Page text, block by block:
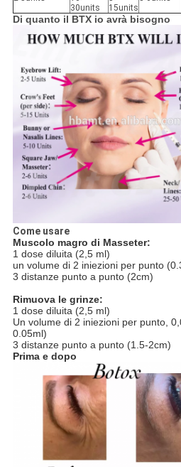
30units
15units
Di quanto il BTX io avrà bisogno
Come usare
Muscolo magro di Masseter:
1 dose diluita (2,5 ml)
un volume di 2 iniezioni per punto
3 distanze punto a punto (2cm)
Rimuova le grinze:
1 dose diluita (2,5 ml)
Un volume di 2 iniezioni per punto,
0.05ml)
3 distanze punto a punto (1.5-2cm)
Prima e dopo